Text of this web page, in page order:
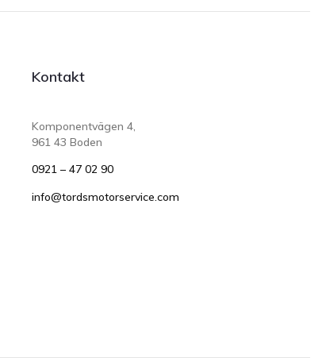
Kontakt
Komponentvägen 4,
961 43 Boden
0921 – 47 02 90
info@tordsmotorservice.com